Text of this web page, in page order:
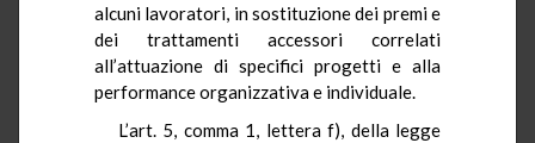
alcuni lavoratori, in sostituzione dei premi e
dei trattamenti accessori correlati
all’attuazione di specifici progetti e alla
performance organizzativa e individuale.
L’art. 5, comma 1, lettera f), della legge